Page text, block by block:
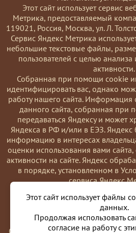
Этот сайт использует файлы
данных.
Продолжая использовать
согласие на работу с
Этот сайт использует сервис
Метрика, предоставляемый
119021, Россия, Москва, ул. Л.
Сервис Яндекс Метрика
небольшие текстовые файлы,
пользователей с целью анализа
активности.
Coбранная при помощи cookie
идентифицировать вас, однако
работу нашего сайта.
данного сайта, собранная при
передаваться Яндексу и может
Яндекса в РФ и/или в ЕЭЗ. Яндекс
информацию в интересах
оценки использования вами сайта,
активности на сайте. Яндекс
в порядке, установленном в
сервиса Яндекс
Вы можете отказаться от
соответствующие настройки в
использовать
https://yandex.ru/support/
Однако это может повлиять на